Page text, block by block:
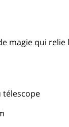
magie qui
télescope